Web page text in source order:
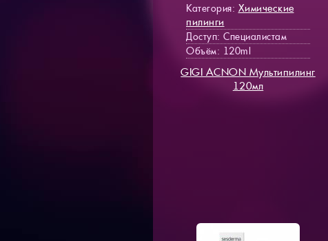
Категория: Химические
пилинги
Доступ: Специалистам
Объём: 120ml
GIGI ACNON Мультипилинг
120мл